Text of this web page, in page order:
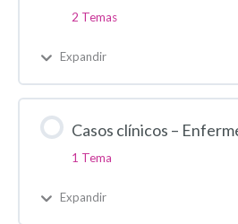
2 Temas
Expandir
Casos clínicos –
1 Tema
Expandir